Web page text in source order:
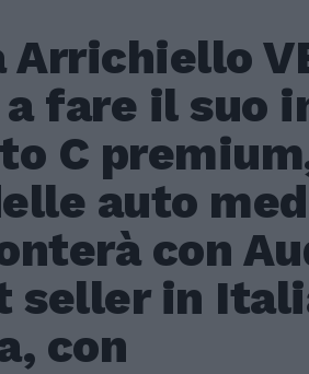
Arrichiello
fare il suo
C
auto
con
seller in
con